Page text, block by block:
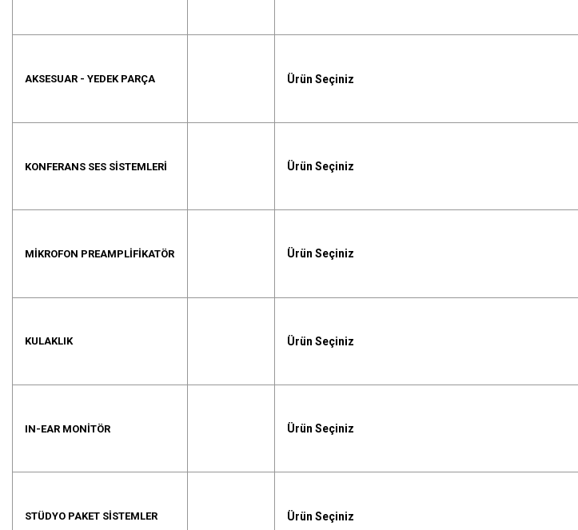
AKSESUAR - YEDEK PARÇA Ürün Seçiniz
KONFERANS SES SISTEMLERI Ürün Seçiniz
MIKROFON PREAMPLIFIKATÖR Ürün Seçiniz
KULAKLIK Ürün Seçiniz
IN-EAR MONITÖR Ürün Seçiniz
STÜDYO PAKET SISTEMLER Ürün Seçiniz